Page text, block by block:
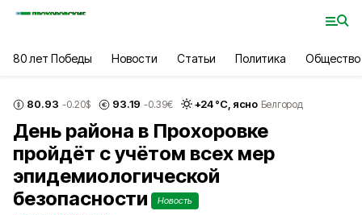
80 лет Победы Новости Статьи Политика Общество
80.93 -0.20$ 93.19 -0.39€ +24°С, ясно Белгород
День района в Прохоровке
пройдёт с учётом всех мер
эпидемиологической
безопасности
Новость